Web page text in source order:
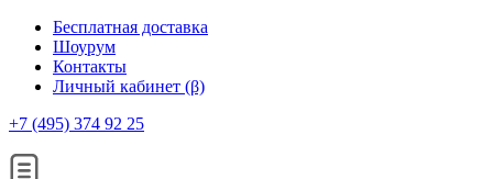
Бесплатная доставка
Шоурум
Контакты
Личный кабинет (β)
+7 (495) 374 92 25